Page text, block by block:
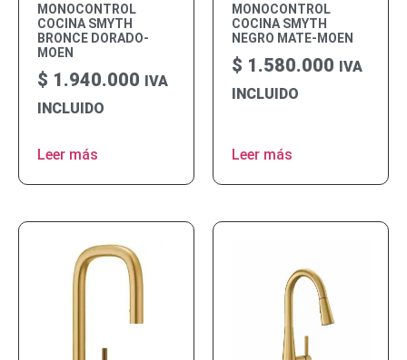
MONOCONTROL
COCINA SMYTH
BRONCE DORADO-
MOEN
$ 1.940.000 IVA
INCLUIDO
Leer más
MONOCONTROL
COCINA SMYTH
NEGRO MATE-MOEN
$ 1.580.000 IVA
INCLUIDO
Leer más